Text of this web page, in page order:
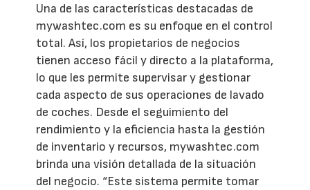
Una de las características destacadas de
mywashtec.com es su enfoque en el control
total. Así, los propietarios de negocios
tienen acceso fácil y directo a la plataforma,
lo que les permite supervisar y gestionar
cada aspecto de sus operaciones de lavado
de coches. Desde el seguimiento del
rendimiento y la eficiencia hasta la gestión
de inventario y recursos, mywashtec.com
brinda una visión detallada de la situación
del negocio. “Este sistema permite tomar